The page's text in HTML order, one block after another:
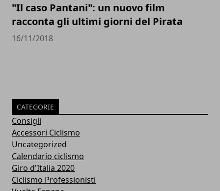
"Il caso Pantani": un nuovo film
racconta gli ultimi giorni del Pirata
16/11/2018
CATEGORIE
Consigli
Accessori Ciclismo
Uncategorized
Calendario ciclismo
Giro d'Italia 2020
Ciclismo Professionisti